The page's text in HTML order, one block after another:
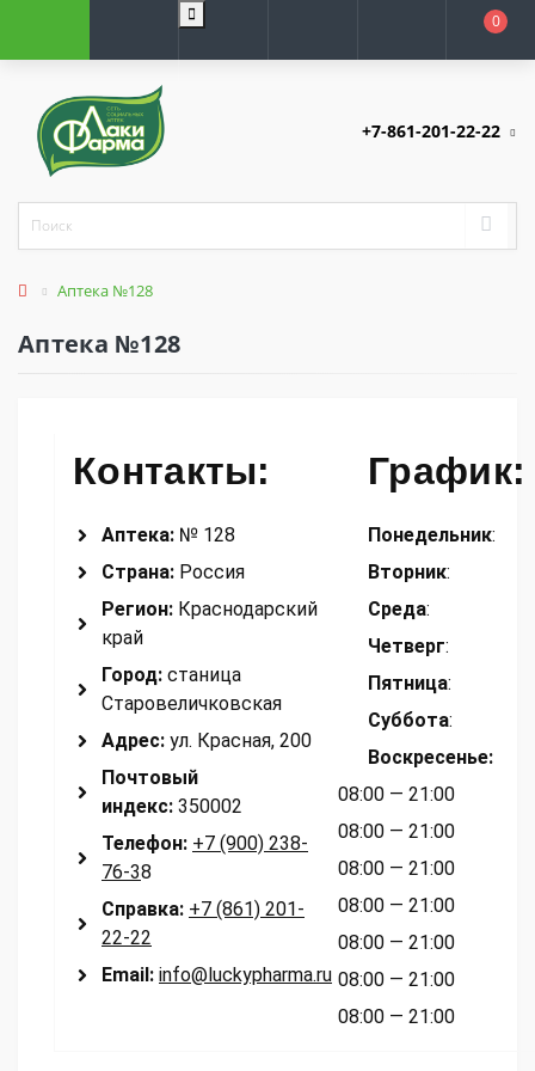
0
+7-861-201-22-22
Аптека №128
Аптека №128
Контакты:
Аптека: № 128
Страна: Россия
Регион: Краснодарский
край
Город: станица
Старовеличковская
Адрес: ул. Красная, 200
Почтовый
индекс: 350002
Телефон: +7 (900) 238-
76-38
Справка: +7 (861) 201-
22-22
Email: info@luckypharma.ru
График:
Понедельник:
Вторник:
Среда:
Четверг:
Пятница:
Суббота:
Воскресенье:
08:00 — 21:00
08:00 — 21:00
08:00 — 21:00
08:00 — 21:00
08:00 — 21:00
08:00 — 21:00
08:00 — 21:00